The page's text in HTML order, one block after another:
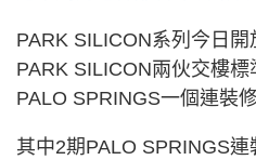
PARK SILICON系列今日
PARK SILICON兩伙交樓
PALO SPRINGS一個連裝
其中2期PALO SPRINGS